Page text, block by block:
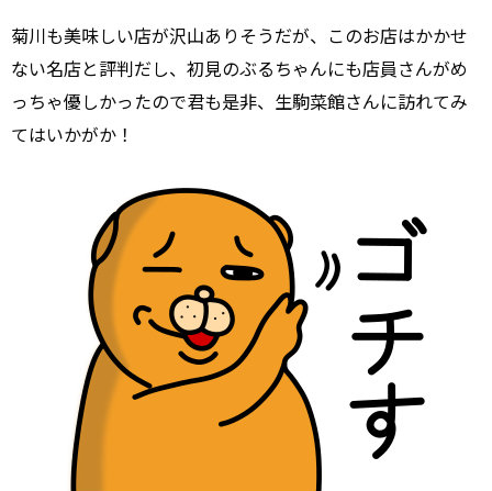
菊川も美味しい店が沢山ありそうだが、このお店はかかせ
ない名店と評判だし、初見のぶるちゃんにも店員さんがめ
っちゃ優しかったので君も是非、生駒菜館さんに訪れてみ
てはいかがか！